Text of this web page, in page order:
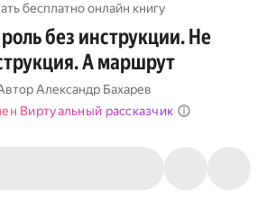
бесплатно онлайн книгу
без инструкции. Не
А маршрут
Александр Бахарев
Виртуальный рассказчик